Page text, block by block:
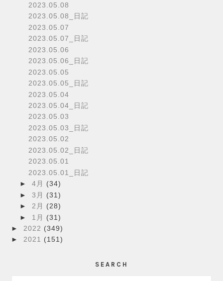
2023.05.08
2023.05.08_日記
2023.05.07
2023.05.07_日記
2023.05.06
2023.05.06_日記
2023.05.05
2023.05.05_日記
2023.05.04
2023.05.04_日記
2023.05.03
2023.05.03_日記
2023.05.02
2023.05.02_日記
2023.05.01
2023.05.01_日記
►4月 (34)
►3月 (31)
► 2月 (28)
► 1月 (31)
► 2022 (349)
►2021 (151)
SEARCH